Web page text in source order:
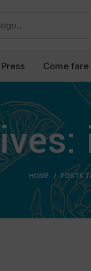
Press Come fare
HOME POSTS